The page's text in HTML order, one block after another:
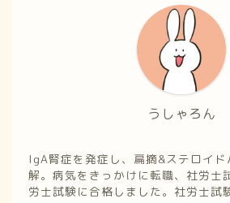
うしゃろん
IgA腎症を発症し、扁摘&ステロイド
解。病気をきっかけに転職、社労士
労士試験に合格しました。社労士試